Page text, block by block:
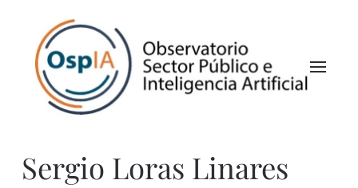
Sergio Loras Linares